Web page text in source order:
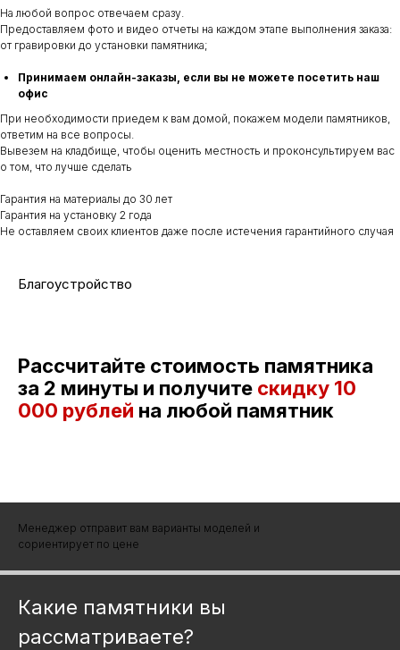
На любой вопрос отвечаем сразу.
Предоставляем фото и видео отчеты на каждом этапе выполнения заказа:
от гравировки до установки памятника;
Принимаем онлайн-заказы, если вы не можете посетить наш
офис
При необходимости приедем к вам домой, покажем модели памятников,
ответим на все вопросы.
Вывезем на кладбище, чтобы оценить местность и проконсультируем вас
о том, что лучше сделать
Гарантия на материалы до 30 лет
Гарантия на установку 2 года
Не оставляем своих клиентов даже после истечения гарантийного случая
Благоустройство
Рассчитайте стоимость памятника
за 2 минуты и получите скидку 10
000 рублей на любой памятник
Менеджер отправит вам варианты моделей и
сориентирует по цене
Какие памятники вы
рассматриваете?